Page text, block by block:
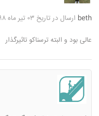
beth ارسال در تاریخ ۰۳ تیر ماه ۱۳۹۸
عالی بود و البته ترسناکو تاثیرگذار